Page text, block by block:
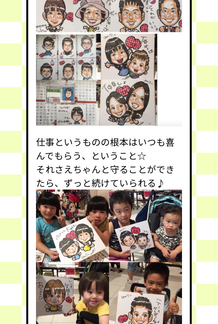
仕事というものの根本はいつも喜
んでもらう、ということ☆
それさえちゃんと守ることができ
たら、ずっと続けていられる♪